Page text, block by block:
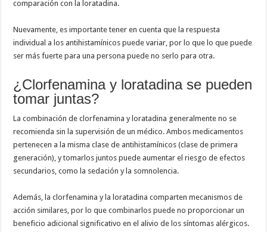
comparación con la loratadina.
Nuevamente, es importante tener en cuenta que la respuesta
individual a los antihistamínicos puede variar, por lo que lo que puede
ser más fuerte para una persona puede no serlo para otra.
¿Clorfenamina y loratadina se pueden
tomar juntas?
La combinación de clorfenamina y loratadina generalmente no se
recomienda sin la supervisión de un médico. Ambos medicamentos
pertenecen a la misma clase de antihistamínicos (clase de primera
generación), y tomarlos juntos puede aumentar el riesgo de efectos
secundarios, como la sedación y la somnolencia.
Además, la clorfenamina y la loratadina comparten mecanismos de
acción similares, por lo que combinarlos puede no proporcionar un
beneficio adicional significativo en el alivio de los síntomas alérgicos.